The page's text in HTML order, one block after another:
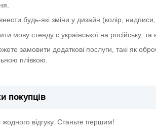
будь-які зміни у дизайн (колір,
мову стенду с української на російську, та
замовити додаткові послуги, такі як
плівкою.
покупців
відгуку. Станьте першим!